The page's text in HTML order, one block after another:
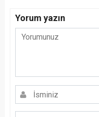
Yorum yazın